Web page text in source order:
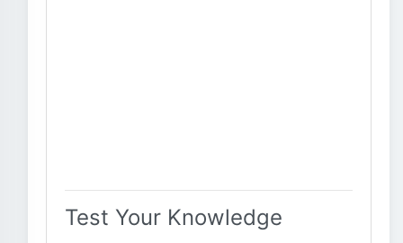
Test Your Knowledge